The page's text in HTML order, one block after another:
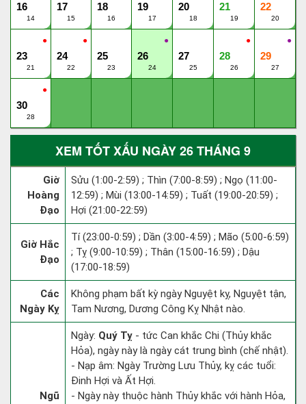
16
14
17
15
18
16
19
17
20
18
21
19
22
20
●
23
21
●
24
22
25
23
●
26
24
27
25
●
28
26
●
29
27
●
30
28
XEM TỐT XẤU NGÀY 26 THÁNG 9
Giờ
Hoàng
Đạo
Sửu (1:00-2:59) ; Thìn (7:00-8:59) ; Ngọ (11:00-
12:59) ; Mùi (13:00-14:59) ; Tuất (19:00-20:59) ;
Hợi (21:00-22:59)
Giờ Hắc
Đạo
Tí (23:00-0:59) ; Dần (3:00-4:59) ; Mão (5:00-6:59)
; Tỵ (9:00-10:59) ; Thân (15:00-16:59) ; Dậu
(17:00-18:59)
Các
Ngày Kỵ
Không phạm bất kỳ ngày Nguyệt kỵ, Nguyệt tận,
Tam Nương, Dương Công Kỵ Nhật nào.
Ngũ
Ngày: Quý Tỵ - tức Can khắc Chi (Thủy khắc
Hỏa), ngày này là ngày cát trung bình (chế nhật).
- Nạp âm: Ngày Trường Lưu Thủy, kỵ các tuổi:
Đinh Hợi và Ất Hợi.
- Ngày này thuộc hành Thủy khắc với hành Hỏa,